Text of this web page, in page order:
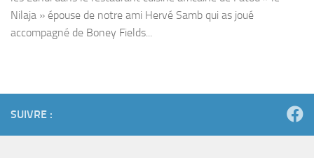
Nilaja » épouse de notre ami Hervé Samb qui as joué
accompagné de Boney Fields...
SUIVRE :